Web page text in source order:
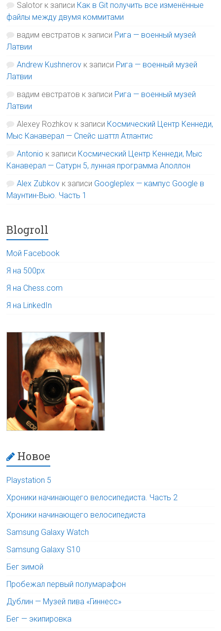
Salotor к записи Как в Git получить все изменённые
файлы между двумя коммитами
вадим евстратов к записи Рига — военный музей
Латвии
Andrew Kushnerov к записи Рига — военный музей
Латвии
вадим евстратов к записи Рига — военный музей
Латвии
Alexey Rozhkov к записи Космический Центр Кеннеди,
Мыс Канаверал — Спейс шаттл Атлантис
Antonio к записи Космический Центр Кеннеди, Мыс
Канаверал — Сатурн 5, лунная программа Аполлон
Alex Zubkov к записи Googleplex — кампус Google в
Маунтин-Вью. Часть 1
Blogroll
Мой Facebook
Я на 500px
Я на Chess.com
Я на LinkedIn
Новое
Playstation 5
Хроники начинающего велосипедиста. Часть 2
Хроники начинающего велосипедиста
Samsung Galaxy Watch
Samsung Galaxy S10
Бег зимой
Пробежал первый полумарафон
Дублин — Музей пива «Гиннесс»
Бег — экипировка